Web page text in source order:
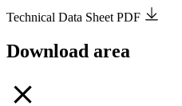
Technical Data Sheet PDF
Download area